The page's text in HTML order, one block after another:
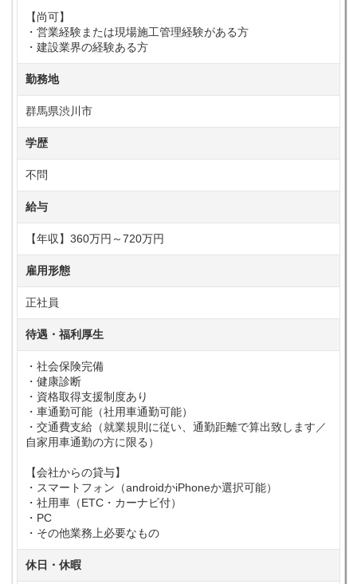
【尚可】
・営業経験または現場施工管理経験がある方
・建設業界の経験ある方
勤務地
群馬県渋川市
学歴
不問
給与
【年収】360万円～720万円
雇用形態
正社員
待遇・福利厚生
・社会保険完備
・健康診断
・資格取得支援制度あり
・車通勤可能（社用車通勤可能）
・交通費支給（就業規則に従い、通勤距離で算出致します／
自家用車通勤の方に限る）
【会社からの貸与】
・スマートフォン（androidかiPhoneか選択可能）
・社用車（ETC・カーナビ付）
・PC
・その他業務上必要なもの
休日・休暇